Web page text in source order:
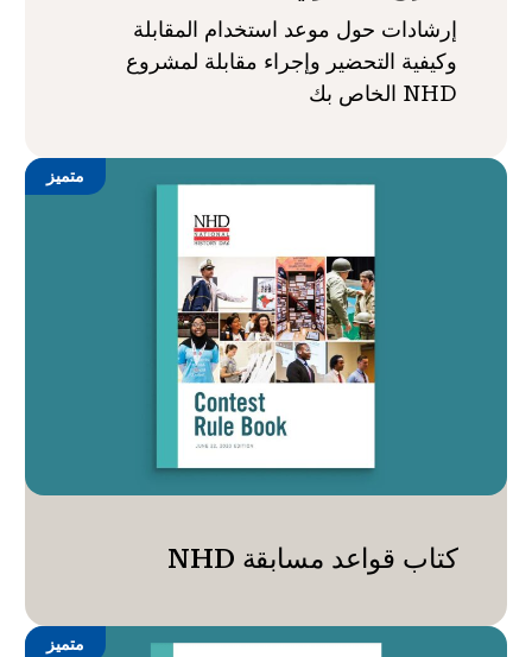
إرشادات حول موعد استخدام المقابلة
وكيفية التحضير وإجراء مقابلة لمشروع
NHD الخاص بك
متميز
كتاب قواعد مسابقة NHD
متميز